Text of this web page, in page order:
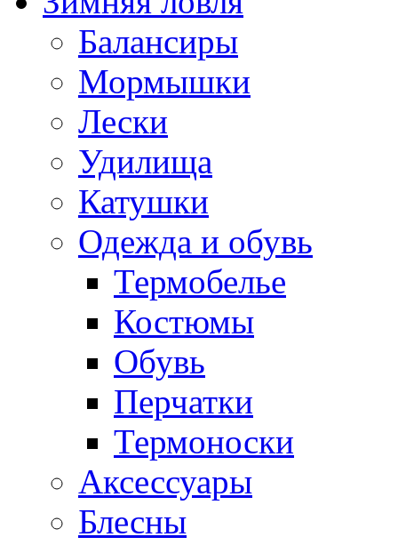
Балансиры
Мормышки
Лески
Удилища
Катушки
Одежда и обувь
Термобелье
Костюмы
Обувь
Перчатки
Термоноски
Аксессуары
Блесны